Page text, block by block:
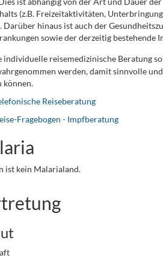
(z.B. Freizeitaktivitäten,
Darüber hinaus ist auch der
sowie der derzeitig bestehende
individuelle reisemedizinische Beratung
werden, damit sinnvolle
können.
Reiseberatung
Fragebogen - Impfberatung
ist kein Malarialand.